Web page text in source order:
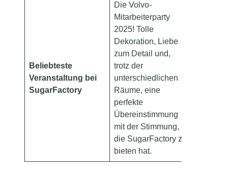
Beliebteste
Veranstaltung bei
SugarFactory
Die Volvo-
Mitarbeiterparty
2025! Tolle
Dekoration, Liebe
zum Detail und,
trotz der
unterschiedlichen
Räume, eine
perfekte
Übereinstimmung
mit der Stimmung,
die SugarFactory zu
bieten hat.